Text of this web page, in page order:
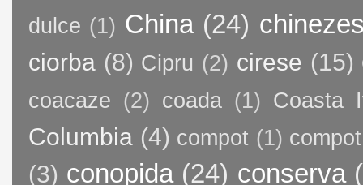
dulce (1) China (24)
ciorba (8) Cipru (2) cirese (15)
coacaze (2) coada (1) Coasta
Columbia (4) compot (1)
(3) conopida (24) conserva